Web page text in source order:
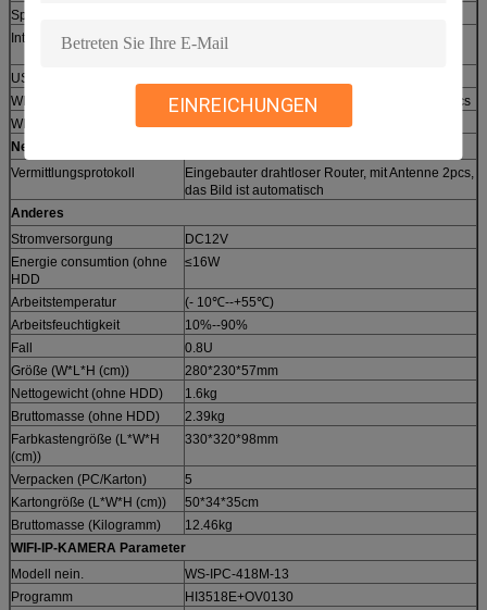
EINREICHUNGEN
Sprachwechselsprechanlage
Internet-Hafen
anpassungsfähiger Ethernet-Anschluss 1PCS
USB-Port
WIFI-Hafen
Eingebauter drahtloser Router, mit Antenne 2pcs
WIFI-Abstand
100M (offenes Gebiet), Wand: 20-30M
Netzführung
Vermittlungsprotokoll
Eingebauter drahtloser Router, mit Antenne 2pcs,
das Bild ist automatisch
Anderes
Stromversorgung
DC12V
Energie consumtion (ohne
HDD
≤16W
Arbeitstemperatur
(- 10℃--+55℃)
Arbeitsfeuchtigkeit
10%--90%
Fall
0.8U
Größe (W*L*H (cm))
280*230*57mm
Nettogewicht (ohne HDD)
1.6kg
Bruttomasse (ohne HDD)
2.39kg
Farbkastengröße (L*W*H
(cm))
330*320*98mm
Verpacken (PC/Karton)
5
Kartongröße (L*W*H (cm))
50*34*35cm
Bruttomasse (Kilogramm)
12.46kg
WIFI-IP-KAMERA Parameter
Modell nein.
WS-IPC-418M-13
Programm
HI3518E+OV0130